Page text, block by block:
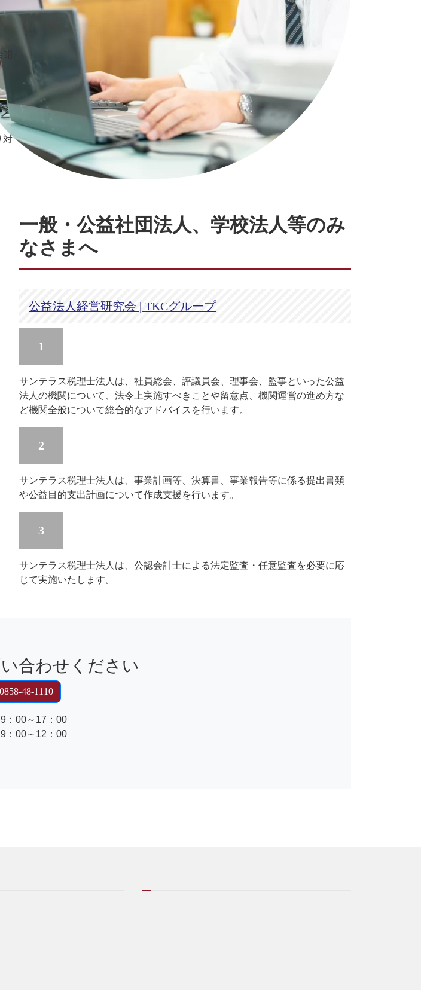
対
一般・公益社団法人、学校法人等のみ
なさまへ
公益法人経営研究会 | TKCグループ
1
サンテラス税理士法人は、社員総会、評議員会、理事会、監事といった公益
法人の機関について、法令上実施すべきことや留意点、機関運営の進め方な
ど機関全般について総合的なアドバイスを行います。
2
サンテラス税理士法人は、事業計画等、決算書、事業報告等に係る提出書類
や公益目的支出計画について作成支援を行います。
3
サンテラス税理士法人は、公認会計士による法定監査・任意監査を必要に応
じて実施いたします。
合わせください
0858-48-1110
00～17：00
00～12：00